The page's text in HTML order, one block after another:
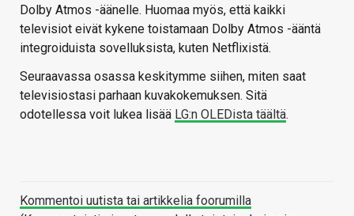
Dolby Atmos -äänelle. Huomaa myös, että kaikki
televisiot eivät kykene toistamaan Dolby Atmos -ääntä
integroiduista sovelluksista, kuten Netflixistä.
Seuraavassa osassa keskitymme siihen, miten saat
televisiostasi parhaan kuvakokemuksen. Sitä
odotellessa voit lukea lisää LG:n OLEDista täältä.
Kommentoi uutista tai artikkelia foorumilla